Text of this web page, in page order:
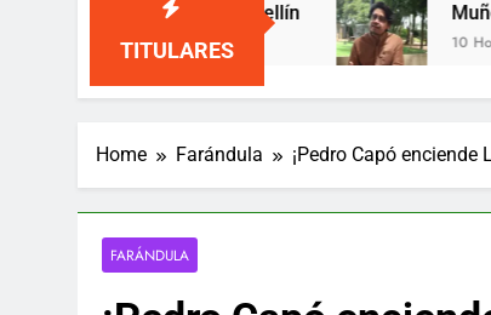
TITULARES
en una tarima de Medellín Muñoz-
10 Hours Ago
Home Farándula ¡Pedro Capó enciende
FARÁNDULA